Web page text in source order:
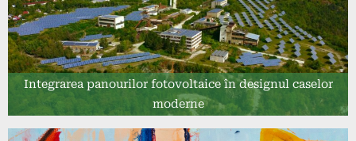
Integrarea panourilor fotovoltaice în designul caselor
moderne